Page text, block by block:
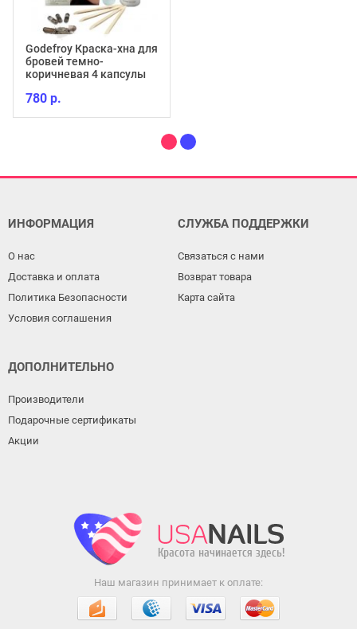
Godefroy Краска-хна для
бровей темно-
коричневая 4 капсулы
780 р.
ИНФОРМАЦИЯ
О нас
Доставка и оплата
Политика Безопасности
Условия соглашения
СЛУЖБА ПОДДЕРЖКИ
Связаться с нами
Возврат товара
Карта сайта
ДОПОЛНИТЕЛЬНО
Производители
Подарочные сертификаты
Акции
Наш магазин принимает к оплате: